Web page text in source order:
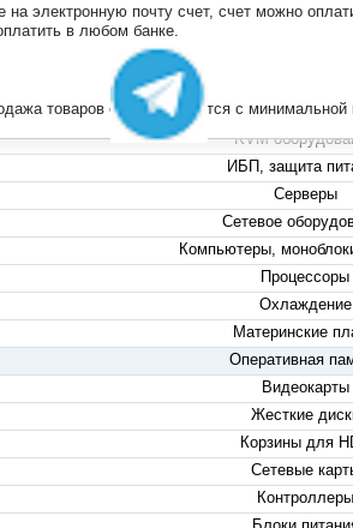
электронную почту счет, счет можно
в любом банке.
товаров осуществляется с
+7 (495) 223-
KVM
ИБП, защита
Серверы
Сетевое
Компьютеры,
Процессоры
Охлаждение
Материнские
Оперативная
Видеокарты
Жесткие
Корзины для
Сетевые
Контроллеры